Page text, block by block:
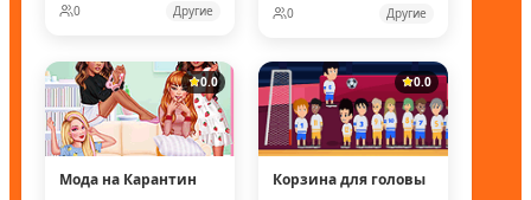
0 Другие 0 Другие
0.0
Мода на Карантин
0.0
Корзина для головы